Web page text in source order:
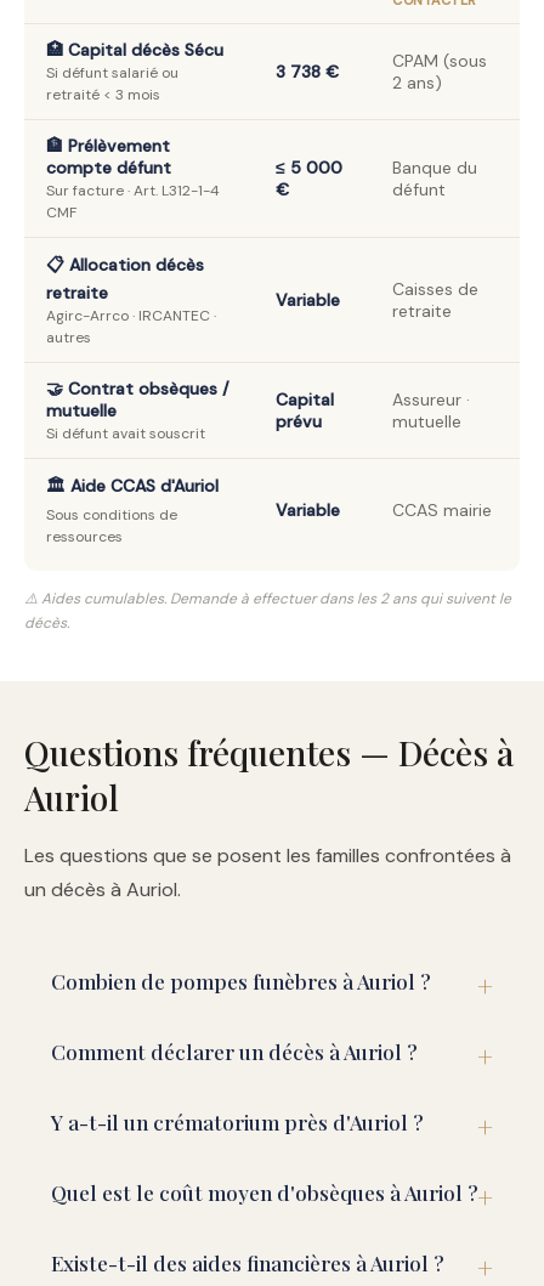
🏥 Capital décès Sécu
Si défunt salarié ou
retraité < 3 mois
3 738 €
CPAM (sous
2 ans)
🏦 Prélèvement
compte défunt
Sur facture · Art. L312-1-4
CMF
≤ 5 000
€
Banque du
défunt
📋 Allocation décès
retraite
Agirc-Arrco · IRCANTEC ·
autres
Variable
Caisses de
retraite
🤝 Contrat obsèques /
mutuelle
Si défunt avait souscrit
Capital
prévu
Assureur ·
mutuelle
🏛️ Aide CCAS d'Auriol
Sous conditions de
ressources
Variable CCAS mairie
⚠️ Aides cumulables. Demande à effectuer dans les 2 ans qui suivent le
décès.
Questions fréquentes — Décès à
Auriol
Les questions que se posent les familles confrontées à
un décès à Auriol.
Combien de pompes funèbres à Auriol ?
Comment déclarer un décès à Auriol ?
Y a-t-il un crématorium près d'Auriol ?
Quel est le coût moyen d'obsèques à Auriol ?
Existe-t-il des aides financières à Auriol ?